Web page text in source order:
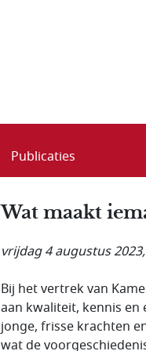
Publicaties
Wat maakt
vrijdag 4 augustus
Bij het vertrek van
aan kwaliteit, kennis en
jonge, frisse krachten
wat de